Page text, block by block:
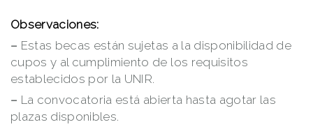
Observaciones:
– Estas becas están sujetas a la disponibilidad de
cupos y al cumplimiento de los requisitos
establecidos por la UNIR.
– La convocatoria está abierta hasta agotar las
plazas disponibles.